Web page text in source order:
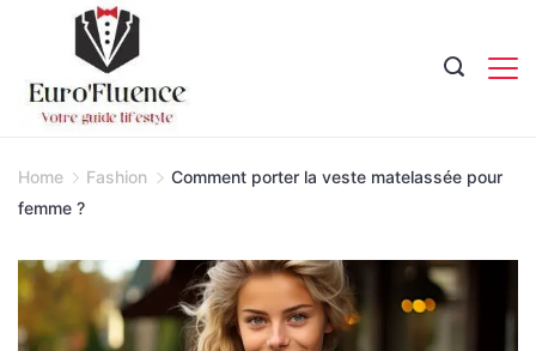
content
Home Fashion
Comment porter la veste matelassée pour
femme ?